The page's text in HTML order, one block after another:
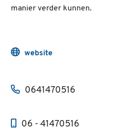
manier verder kunnen.
website
0641470516
06 - 41470516